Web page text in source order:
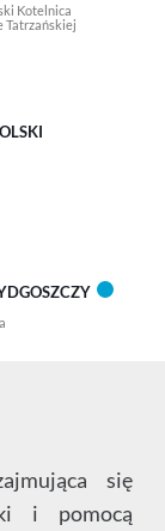
Kotelnica
Tatrzańskiej
się
i pomocą